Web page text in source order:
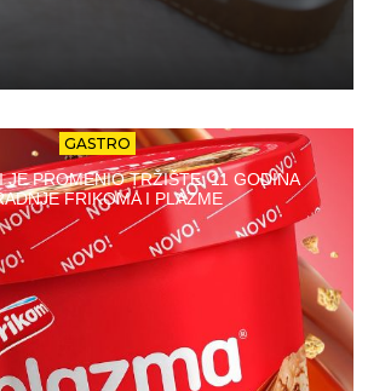
GASTRO
JE PROMENIO TRŽIŠTE: 11 GODINA
FRIKOMA I PLAZME